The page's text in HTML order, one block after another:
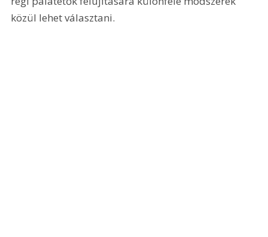
közül lehet választani.